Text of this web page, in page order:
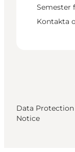
Semester
Kontakta
Data Protection
Notice